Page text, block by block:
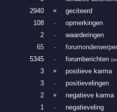
2940
×
geciteerd
108
·
opmerkingen
2
·
waarderingen
65
·
5345
· forumberichten(
3 ×
positieve karma
3
·
positievelingen
2
×
negatieve karma
1
·
negatieveling